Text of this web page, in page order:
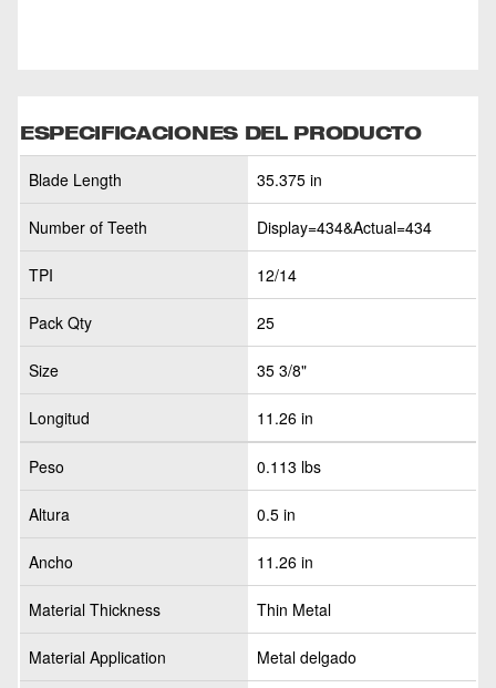
ESPECIFICACIONES DEL PRODUCTO
Blade Length 35.375 in
Number of Teeth Display=434&Actual=434
TPI 12/14
Pack Qty 25
Size 35 3/8"
Longitud 11.26 in
Peso 0.113 lbs
Altura 0.5 in
Ancho 11.26 in
Material Thickness Thin Metal
Material Application Metal delgado